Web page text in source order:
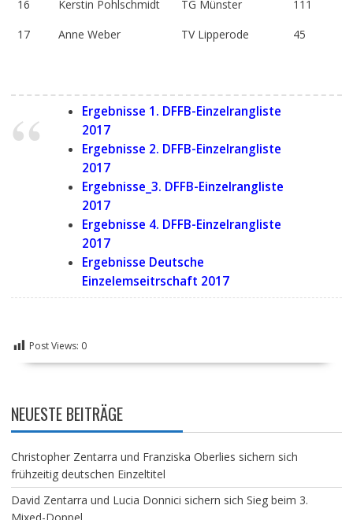
16
Kerstin Pohlschmidt TG Münster
111
17
Anne Weber TV Lipperode 45
Ergebnisse 1. DFFB-Einzelrangliste
2017
Ergebnisse 2. DFFB-Einzelrangliste
2017
Ergebnisse_3. DFFB-Einzelrangliste
2017
Ergebnisse 4. DFFB-Einzelrangliste
2017
Ergebnisse Deutsche
Einzelemseitrschaft 2017
Post Views: 0
NEUESTE BEITRÄGE
Christopher Zentarra und Franziska Oberlies sichern sich
frühzeitig deutschen Einzeltitel
David Zentarra und Lucia Donnici sichern sich Sieg beim 3.